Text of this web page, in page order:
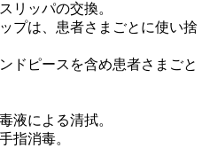
リッパの交換。
プは、患者さまごとに使い捨
ドピースを含め患者さまごと
液による清拭。
指消毒。